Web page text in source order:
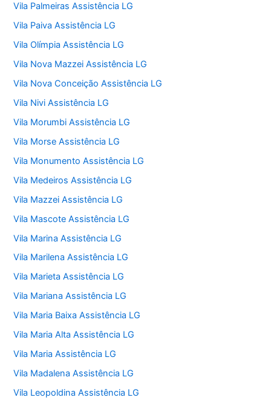
Vila Palmeiras Assistência LG
Vila Paiva Assistência LG
Vila Olímpia Assistência LG
Vila Nova Mazzei Assistência LG
Vila Nova Conceição Assistência LG
Vila Nivi Assistência LG
Vila Morumbi Assistência LG
Vila Morse Assistência LG
Vila Monumento Assistência LG
Vila Medeiros Assistência LG
Vila Mazzei Assistência LG
Vila Mascote Assistência LG
Vila Marina Assistência LG
Vila Marilena Assistência LG
Vila Marieta Assistência LG
Vila Mariana Assistência LG
Vila Maria Baixa Assistência LG
Vila Maria Alta Assistência LG
Vila Maria Assistência LG
Vila Madalena Assistência LG
Vila Leopoldina Assistência LG